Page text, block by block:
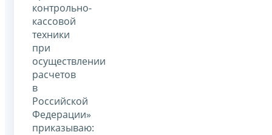
контрольно-
кассовой
техники
при
осуществлении
расчетов
в
Российской
Федерации»
приказываю: